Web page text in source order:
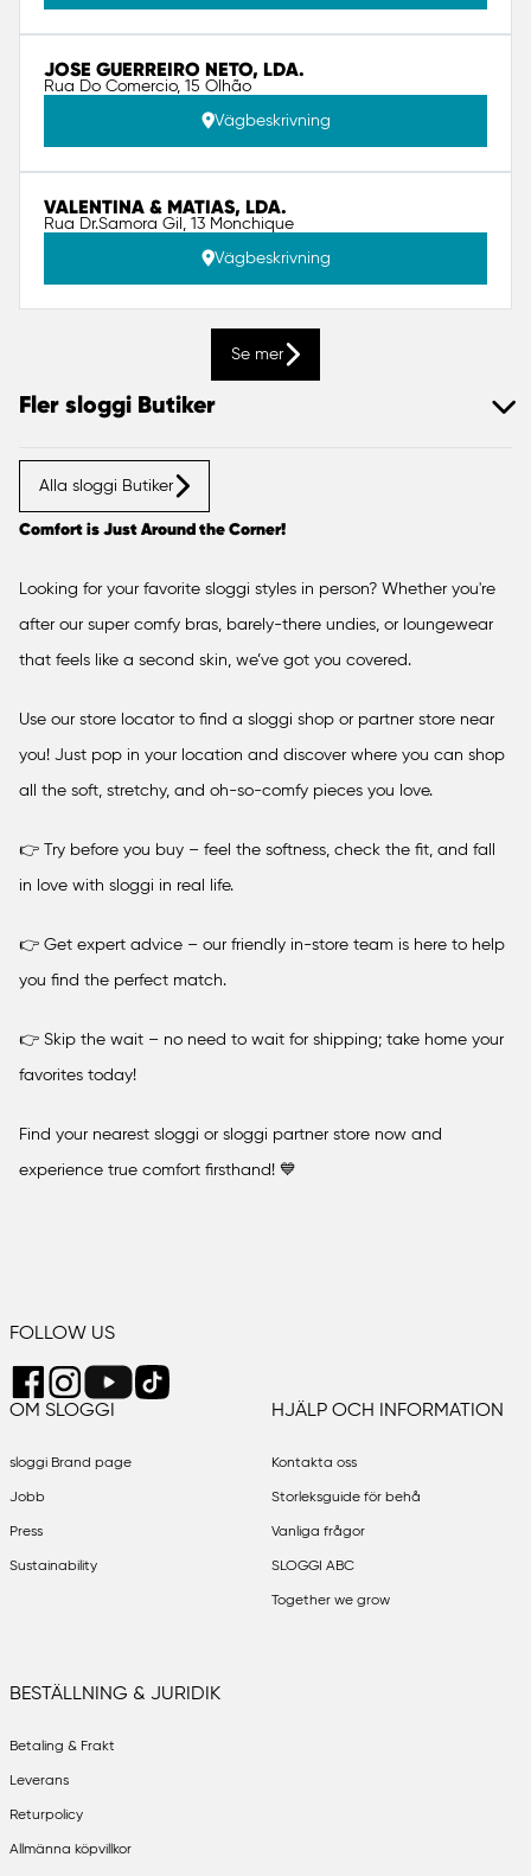
JOSE GUERREIRO NETO, LDA.
Rua Do Comercio, 15 Olhão
Vägbeskrivning
VALENTINA & MATIAS, LDA.
Rua Dr.Samora Gil, 13 Monchique
Vägbeskrivning
Se mer
Fler sloggi Butiker
Belgien
Bulgarien
Estland
Finland
Frankrike
Italien
Jersey
Alla sloggi Butiker
Comfort is Just Around the Corner!
Looking for your favorite sloggi styles in person? Whether you're
after our super comfy bras, barely-there undies, or loungewear
that feels like a second skin, we’ve got you covered.
Use our store locator to find a sloggi shop or partner store near
you! Just pop in your location and discover where you can shop
all the soft, stretchy, and oh-so-comfy pieces you love.
👉 Try before you buy – feel the softness, check the fit, and fall
in love with sloggi in real life.
👉 Get expert advice – our friendly in-store team is here to help
you find the perfect match.
👉 Skip the wait – no need to wait for shipping; take home your
favorites today!
Find your nearest sloggi or sloggi partner store now and
experience true comfort firsthand! 💙
OM SLOGGI
sloggi Brand page
Jobb
Press
Sustainability
HJÄLP OCH INFORMATION
Kontakta oss
Storleksguide för behå
Vanliga frågor
SLOGGI ABC
Together we grow
BESTÄLLNING & JURIDIK
Betaling & Frakt
Leverans
Returpolicy
Allmänna köpvillkor
FOLLOW US